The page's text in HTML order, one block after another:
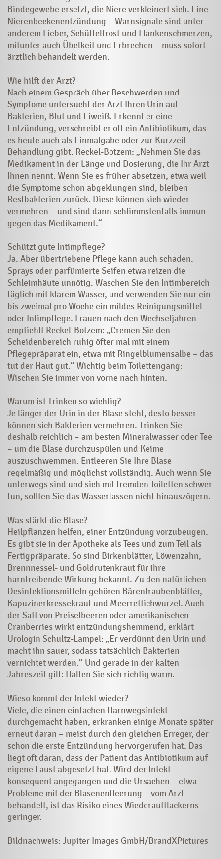
Bindegewebe ersetzt, die Niere verkleinert sich. Eine
Nierenbeckenentzündung – Warnsignale sind unter
anderem Fieber, Schüttelfrost und Flankenschmerzen,
mitunter auch Übelkeit und Erbrechen – muss sofort
ärztlich behandelt werden.
Wie hilft der Arzt?
Nach einem Gespräch über Beschwerden und
Symptome untersucht der Arzt Ihren Urin auf
Bakterien, Blut und Eiweiß. Erkennt er eine
Entzündung, verschreibt er oft ein Antibiotikum, das
es heute auch als Einmalgabe oder zur Kurzzeit-
Behandlung gibt. Reckel-Botzem: „Nehmen Sie das
Medikament in der Länge und Dosierung, die Ihr Arzt
Ihnen nennt. Wenn Sie es früher absetzen, etwa weil
die Symptome schon abgeklungen sind, bleiben
Restbakterien zurück. Diese können sich wieder
vermehren – und sind dann schlimmstenfalls immun
gegen das Medikament.“
Schützt gute Intimpflege?
Ja. Aber übertriebene Pflege kann auch schaden.
Sprays oder parfümierte Seifen etwa reizen die
Schleimhäute unnötig. Waschen Sie den Intimbereich
täglich mit klarem Wasser, und verwenden Sie nur ein-
bis zweimal pro Woche ein mildes Reinigungsmittel
oder Intimpflege. Frauen nach den Wechseljahren
empfiehlt Reckel-Botzem: „Cremen Sie den
Scheidenbereich ruhig öfter mal mit einem
Pflegepräparat ein, etwa mit Ringelblumensalbe – das
tut der Haut gut.“ Wichtig beim Toilettengang:
Wischen Sie immer von vorne nach hinten.
Warum ist Trinken so wichtig?
Je länger der Urin in der Blase steht, desto besser
können sich Bakterien vermehren. Trinken Sie
deshalb reichlich – am besten Mineralwasser oder Tee
– um die Blase durchzuspülen und Keime
auszuschwemmen. Entleeren Sie Ihre Blase
regelmäßig und möglichst vollständig. Auch wenn Sie
unterwegs sind und sich mit fremden Toiletten schwer
tun, sollten Sie das Wasserlassen nicht hinauszögern.
Was stärkt die Blase?
Heilpflanzen helfen, einer Entzündung vorzubeugen.
Es gibt sie in der Apotheke als Tees und zum Teil als
Fertigpräparate. So sind Birkenblätter, Löwenzahn,
Brennnessel- und Goldrutenkraut für ihre
harntreibende Wirkung bekannt. Zu den natürlichen
Desinfektionsmitteln gehören Bärentraubenblätter,
Kapuzinerkressekraut und Meerrettichwurzel. Auch
der Saft von Preiselbeeren oder amerikanischen
Cranberries wirkt entzündungshemmend, erklärt
Urologin Schultz-Lampel: „Er verdünnt den Urin und
macht ihn sauer, sodass tatsächlich Bakterien
vernichtet werden.“ Und gerade in der kalten
Jahreszeit gilt: Halten Sie sich richtig warm.
Wieso kommt der Infekt wieder?
Viele, die einen einfachen Harnwegsinfekt
durchgemacht haben, erkranken einige Monate später
erneut daran – meist durch den gleichen Erreger, der
schon die erste Entzündung hervorgerufen hat. Das
liegt oft daran, dass der Patient das Antibiotikum auf
eigene Faust abgesetzt hat. Wird der Infekt
konsequent angegangen und die Ursachen – etwa
Probleme mit der Blasenentleerung – vom Arzt
behandelt, ist das Risiko eines Wiederaufflackerns
geringer.
Bildnachweis: Jupiter Images GmbH/BrandXPictures